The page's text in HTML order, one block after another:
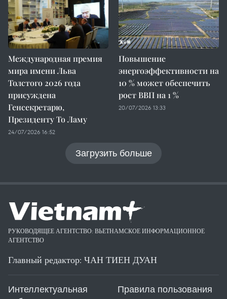
Международная премия
мира имени Льва
Толстого 2026 года
присуждена
Генсекретарю,
Президенту То Ламу
24/07/2026 16:52
Повышение
энергоэффективности на
10 % может обеспечить
рост ВВП на 1 %
20/07/2026 13:33
Загрузить больше
РУКОВОДЯЩЕЕ АГЕНТСТВО: ВЬЕТНАМСКОЕ ИНФОРМАЦИОННОЕ
АГЕНТСТВО
Главный редактор: ЧАН ТИЕН ДУАН
Интеллектуальная
Правила пользования